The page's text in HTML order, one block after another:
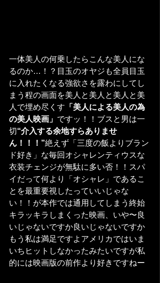
一体美人の何乗したらこんな美人にな
るのか…！？目玉のオヤジも全員目玉
に入れたくなる強欲さを露わにしてし
まう程の画面を美人と美人と美人と美
人で埋め尽くす 「美人による美人の為
の美人映画」 ですッ！！ブスと男は一
切“介入する余地すらありませ
ん！！！”絶えず「三度の飯よりブラン
ド好き」な毎回オシャレンティウスな
衣装チェンジが無駄に多い否！！スパ
イだって何より「オシャレ」であるこ
とを最重要視したっていいじゃな
い！！が本作では通用してしまう終始
キラッキラしまくった映画、いや〜良
いじゃないですか良いじゃないですか
もう私は満足ですよアメリカではいま
いちヒットしなかったみたいですが私
的には映画版の前作より好きですねー